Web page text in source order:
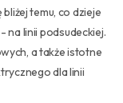
temu, co dzieje
na linii podsudeckiej.
a także istotne
dla linii